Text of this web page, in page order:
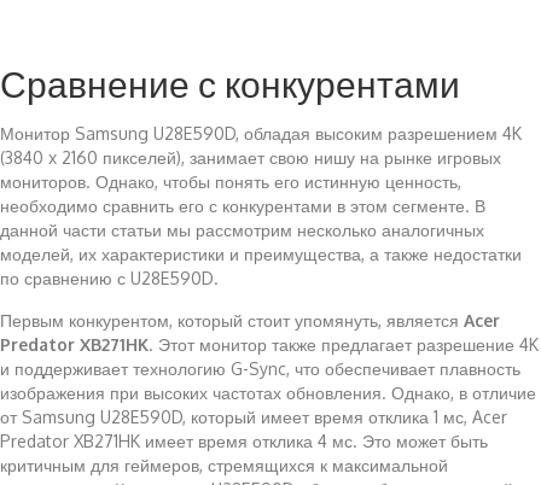
Сравнение с конкурентами
Монитор Samsung U28E590D, обладая высоким разрешением 4K
(3840 x 2160 пикселей), занимает свою нишу на рынке игровых
мониторов. Однако, чтобы понять его истинную ценность,
необходимо сравнить его с конкурентами в этом сегменте. В
данной части статьи мы рассмотрим несколько аналогичных
моделей, их характеристики и преимущества, а также недостатки
по сравнению с U28E590D.
Первым конкурентом, который стоит упомянуть, является Acer
Predator XB271HK. Этот монитор также предлагает разрешение 4K
и поддерживает технологию G-Sync, что обеспечивает плавность
изображения при высоких частотах обновления. Однако, в отличие
от Samsung U28E590D, который имеет время отклика 1 мс, Acer
Predator XB271HK имеет время отклика 4 мс. Это может быть
критичным для геймеров, стремящихся к максимальной